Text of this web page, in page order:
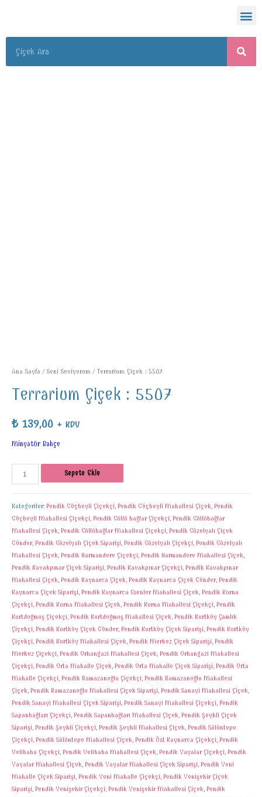
Ana Sayfa / Seni Seviyorum / Terrarium Çiçek : 5507
Terrarium Çiçek : 5507
₺139,00 + KDV
Minyatür Bahçe
Sepete Ekle
Kategoriler: Pendik Göçbeyli Çiçekçi, Pendik Göçbeyli Mahallesi Çiçek, Pendik
Göçbeyli Mahallesi Çiçekçi, Pendik Güllü bağlar Çiçekçi, Pendik Güllübağlar
Mahallesi Çiçek, Pendik Güllübağlar Mahallesi Çiçekçi, Pendik Güzelyalı Çiçek
Gönder, Pendik Güzelyalı Çiçek Siparişi, Pendik Güzelyalı Çiçekçi, Pendik Güzelyalı
Mahallesi Çiçek, Pendik Harmandere Çiçekçi, Pendik Harmandere Mahallesi Çiçek,
Pendik Kavakpınar Çiçek Siparişi, Pendik Kavakpınar Çiçekçi, Pendik Kavakpınar
Mahallesi Çiçek, Pendik Kaynarca Çiçek, Pendik Kaynarca Çiçek Gönder, Pendik
Kaynarca Çiçek Siparişi, Pendik Kaynarca Esenler Mahallesi Çiçek, Pendik Kurna
Çiçekçi, Pendik Kurna Mahallesi Çiçek, Pendik Kurna Mahallesi Çiçekçi, Pendik
Kurtdoğmuş Çiçekçi, Pendik Kurtdoğmuş Mahallesi Çiçek, Pendik Kurtköy Çamlık
Çiçekçi, Pendik Kurtköy Çiçek Gönder, Pendik Kurtköy Çiçek Siparişi, Pendik Kurtköy
Çiçekçi, Pendik Kurtköy Mahallesi Çiçek, Pendik Merkez Çiçek Siparişi, Pendik
Merkez Çiçekçi, Pendik Orhangazi Mahallesi Çiçek, Pendik Orhangazi Mahallesi
Çiçekçi, Pendik Orta Mahalle Çiçek, Pendik Orta Mahalle Çiçek Siparişi, Pendik Orta
Mahalle Çiçekçi, Pendik Ramazanoğlu Çiçekçi, Pendik Ramazanoğlu Mahallesi
Çiçek, Pendik Ramazanoğlu Mahallesi Çiçek Siparişi, Pendik Sanayi Mahallesi Çiçek,
Pendik Sanayi Mahallesi Çiçek Siparişi, Pendik Sanayi Mahallesi Çiçekçi, Pendik
Sapanbağları Çiçekçi, Pendik Sapanbağları Mahallesi Çiçek, Pendik Şeyhli Çiçek
Siparişi, Pendik Şeyhli Çiçekçi, Pendik Şeyhli Mahallesi Çiçek, Pendik Sülüntepe
Çiçekçi, Pendik Sülüntepe Mahallesi Çiçek, Pendik Üst Kaynarca Çiçekçi, Pendik
Velibaba Çiçekçi, Pendik Velibaba Mahallesi Çiçek, Pendik Yayalar Çiçekçi, Pendik
Yayalar Mahallesi Çiçek, Pendik Yayalar Mahallesi Çiçek Siparişi, Pendik Yeni
Mahalle Çiçek Siparişi, Pendik Yeni Mahalle Çiçekçi, Pendik Yenişehir Çiçek
Siparişi, Pendik Yenişehir Çiçekçi, Pendik Yenişehir Mahallesi Çiçek, Pendik